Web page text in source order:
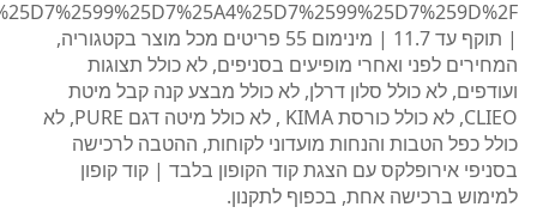
| תוקף עד 11.7 | מינימום 55 פריטים מכל מוצר בקטגוריה,
המחירים לפני ואחרי מופיעים בסניפים, לא כולל תצוגות
ועודפים, לא כולל סלון דרלן, לא כולל מבצע קנה קבל מיטת
CLIEO, לא כולל כורסת KIMA , לא כולל מיטה דגם PURE, לא
כולל כפל הטבות והנחות מועדוני לקוחות, ההטבה לרכישה
בסניפי אירופלקס עם הצגת קוד הקופון בלבד | קוד קופון
למימוש ברכישה אחת, בכפוף לתקנון.